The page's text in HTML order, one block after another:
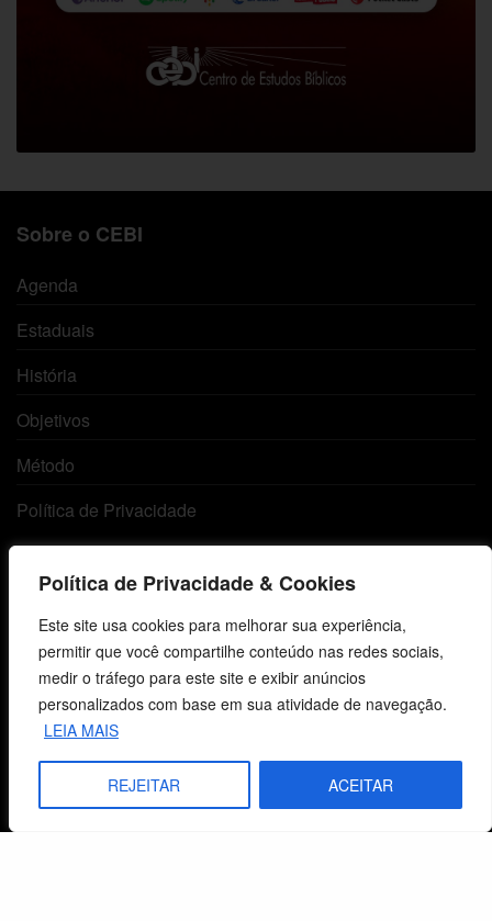
Política de Privacidade & Cookies
Este site usa cookies para melhorar sua experiência,
permitir que você compartilhe conteúdo nas redes sociais,
medir o tráfego para este site e exibir anúncios
personalizados com base em sua atividade de navegação.
LEIA MAIS
REJEITAR ACEITAR
Sobre o CEBI
Agenda
Estaduais
História
Objetivos
Método
Política de Privacidade
Atendimento ao Cliente
Livraria
Minha conta
Carrinho
Lista de Desejos
Termos e Condições